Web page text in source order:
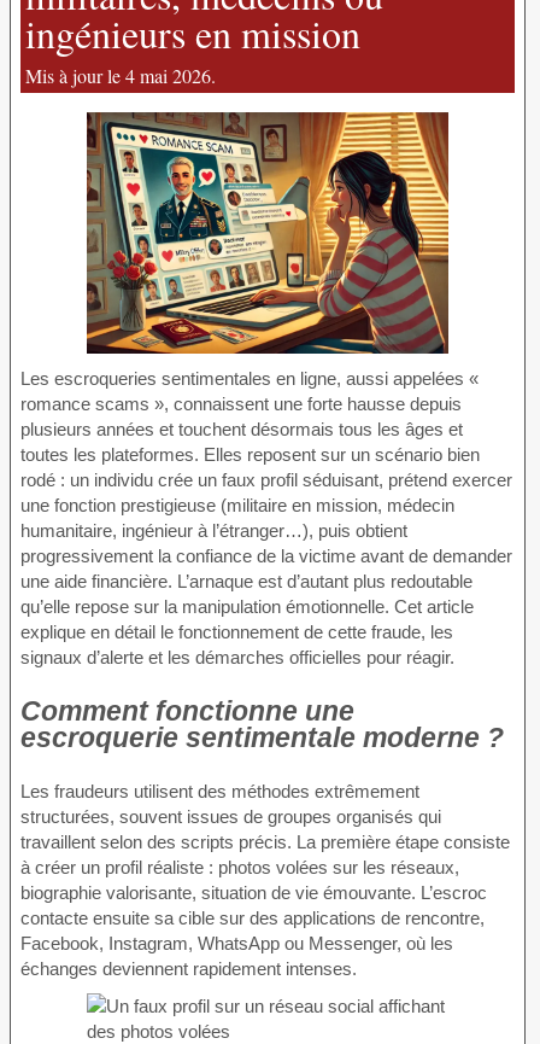
ingénieurs en mission
Mis à jour le 4 mai 2026.
Les escroqueries sentimentales en ligne, aussi appelées «
romance scams », connaissent une forte hausse depuis
plusieurs années et touchent désormais tous les âges et
toutes les plateformes. Elles reposent sur un scénario bien
rodé : un individu crée un faux profil séduisant, prétend exercer
une fonction prestigieuse (militaire en mission, médecin
humanitaire, ingénieur à l’étranger…), puis obtient
progressivement la confiance de la victime avant de demander
une aide financière. L’arnaque est d’autant plus redoutable
qu’elle repose sur la manipulation émotionnelle. Cet article
explique en détail le fonctionnement de cette fraude, les
signaux d’alerte et les démarches officielles pour réagir.
Comment fonctionne une
escroquerie sentimentale moderne ?
Les fraudeurs utilisent des méthodes extrêmement
structurées, souvent issues de groupes organisés qui
travaillent selon des scripts précis. La première étape consiste
à créer un profil réaliste : photos volées sur les réseaux,
biographie valorisante, situation de vie émouvante. L’escroc
contacte ensuite sa cible sur des applications de rencontre,
Facebook, Instagram, WhatsApp ou Messenger, où les
échanges deviennent rapidement intenses.